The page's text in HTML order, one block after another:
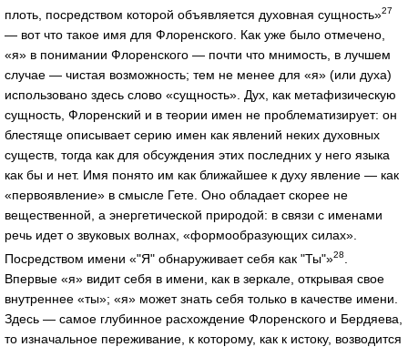
плоть, посредством которой объявляется духовная сущность»27
— вот что такое имя для Флоренского. Как уже было отмечено,
«я» в понимании Флоренского — почти что мнимость, в лучшем
случае — чистая возможность; тем не менее для «я» (или духа)
использовано здесь слово «сущность». Дух, как метафизическую
сущность, Флоренский и в теории имен не проблематизирует: он
блестяще описывает серию имен как явлений неких духовных
существ, тогда как для обсуждения этих последних у него языка
как бы и нет. Имя понято им как ближайшее к духу явление — как
«первоявление» в смысле Гете. Оно обладает скорее не
вещественной, а энергетической природой: в связи с именами
речь идет о звуковых волнах, «формообразующих силах».
Посредством имени «"Я" обнаруживает себя как "Ты"»28
Впервые «я» видит себя в имени, как в зеркале, открывая свое
внутреннее «ты»; «я» может знать себя только в качестве имени.
Здесь — самое глубинное расхождение Флоренского и Бердяева,
то изначальное переживание, к которому, как к истоку, возводится